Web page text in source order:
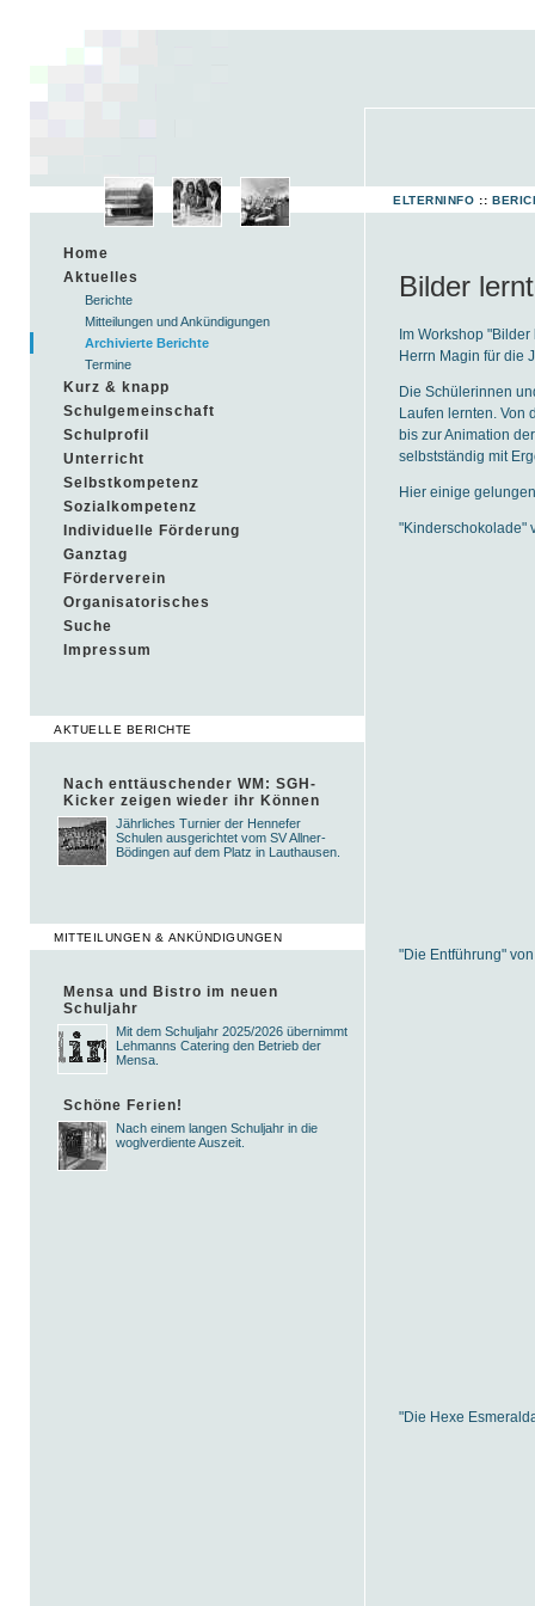
ELTERNINFO ::
Home
Aktuelles
Berichte
Mitteilungen und Ankündigungen
Archivierte Berichte
Termine
Kurz & knapp
Schulgemeinschaft
Schulprofil
Unterricht
Selbstkompetenz
Sozialkompetenz
Individuelle Förderung
Ganztag
Förderverein
Organisatorisches
Suche
Impressum
AKTUELLE BERICHTE
Nach enttäuschender WM: SGH-
Kicker zeigen wieder ihr Können
Jährliches Turnier der Hennefer
Schulen ausgerichtet vom SV Allner-
Bödingen auf dem Platz in Lauthausen.
MITTEILUNGEN & ANKÜNDIGUNGEN
Mensa und Bistro im neuen
Schuljahr
Mit dem Schuljahr 2025/2026 übernimmt
Lehmanns Catering den Betrieb der
Mensa.
Schöne Ferien!
Nach einem langen Schuljahr in die
woglverdiente Auszeit.
Bilder
Im Workshop "Bilder
Herrn Magin für die
Die Schülerinnen
Laufen lernten. Von
bis zur Animation
selbstständig mit
Hier einige
"Kinderschokolade"
"Die Entführung"
"Die Hexe